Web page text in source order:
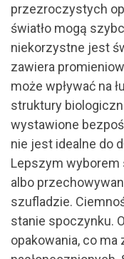
przezroczystych
światło mogą
niekorzystne jest
zawiera
może wpływać na
struktury
wystawione
nie jest idealne do
Lepszym
albo
szufladzie.
stanie spoczynku.
opakowania, co